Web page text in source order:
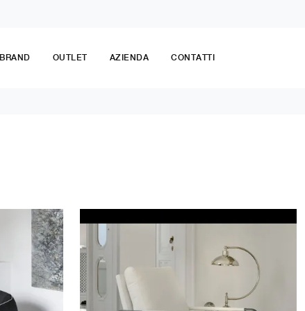
BRAND OUTLET AZIENDA CONTATTI